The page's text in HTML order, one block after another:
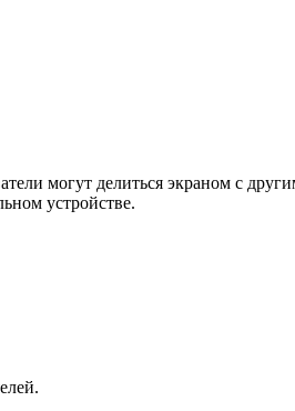
могут делиться экраном с
устройстве.